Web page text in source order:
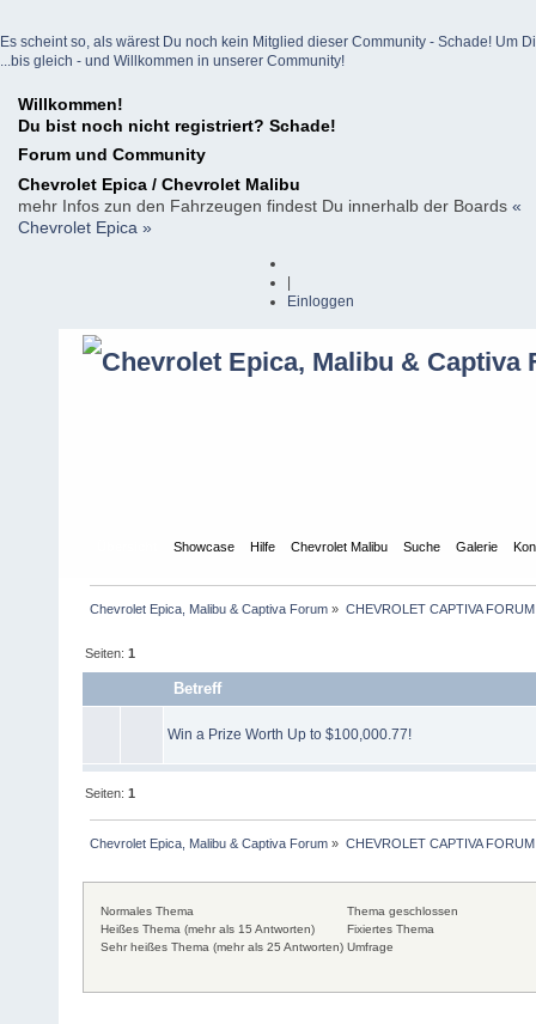
Es scheint so, als wärest Du noch kein Mitglied dieser Community - Schade! Um
...bis gleich - und Willkommen in unserer Community!
Willkommen!
Du bist noch nicht registriert? Schade!
Forum und Community
Chevrolet Epica / Chevrolet Malibu
mehr Infos zun den Fahrzeugen findest Du innerhalb der Boards «
Chevrolet Epica »
Einloggen
Showcase Hilfe Chevrolet Malibu Suche Galerie
Chevrolet Epica, Malibu & Captiva Forum » CHEVROLET CAPTIVA FORUM
Seiten:1
Betreff
Win a Prize Worth Up to $100,000.77!
Seiten:1
Chevrolet Epica, Malibu & Captiva Forum » CHEVROLET CAPTIVA FORUM
Normales Thema
Heißes Thema (mehr als 15 Antworten)
Sehr heißes Thema (mehr als 25 Antworten)
Thema geschlossen
Fixiertes Thema
Umfrage